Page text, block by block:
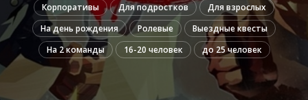
Корпоративы
Для подростков
Для взрослых
На день рождения
Ролевые
Выездные квесты
На 2 команды
16-20 человек до 25 человек